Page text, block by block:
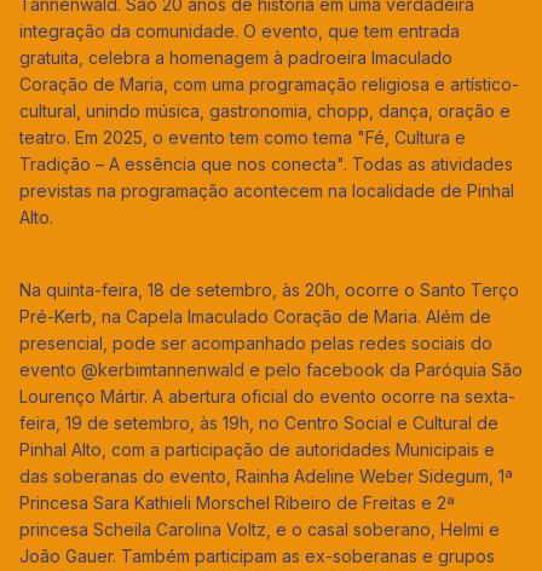
Tannenwald. São 20 anos de história em uma verdadeira
integração da comunidade. O evento, que tem entrada
gratuita, celebra a homenagem à padroeira Imaculado
Coração de Maria, com uma programação religiosa e artístico-
cultural, unindo música, gastronomia, chopp, dança, oração e
teatro. Em 2025, o evento tem como tema "Fé, Cultura e
Tradição – A essência que nos conecta". Todas as atividades
previstas na programação acontecem na localidade de Pinhal
Alto.
Na quinta-feira, 18 de setembro, às 20h, ocorre o Santo Terço
Pré-Kerb, na Capela Imaculado Coração de Maria. Além de
presencial, pode ser acompanhado pelas redes sociais do
evento @kerbimtannenwald e pelo facebook da Paróquia São
Lourenço Mártir. A abertura oficial do evento ocorre na sexta-
feira, 19 de setembro, às 19h, no Centro Social e Cultural de
Pinhal Alto, com a participação de autoridades Municipais e
das soberanas do evento, Rainha Adeline Weber Sidegum, 1ª
Princesa Sara Kathieli Morschel Ribeiro de Freitas e 2ª
princesa Scheila Carolina Voltz, e o casal soberano, Helmi e
João Gauer. Também participam as ex-soberanas e grupos